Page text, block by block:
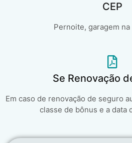
CEP
Pernoite, garagem
Se Renovação
Em caso de renovação de seguro
classe de bônus e a data